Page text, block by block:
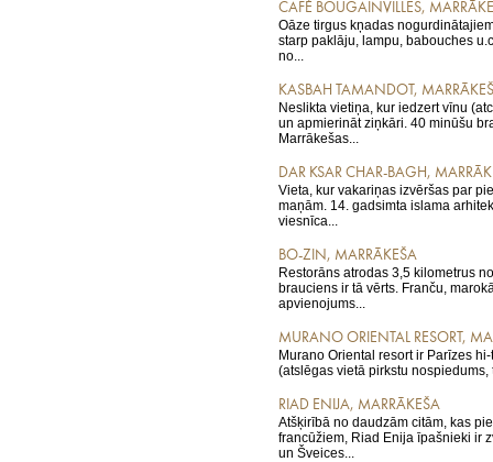
CAFÉ BOUGAINVILLES,
Oāze tirgus kņadas
starp paklāju, lampu, babouches
no...
KASBAH TAMANDOT,
Neslikta vietiņa, kur iedzert vīnu
un apmierināt ziņkāri. 40 minūšu
Marrākešas...
DAR KSAR CHAR-BAGH,
Vieta, kur vakariņas izvēršas par
maņām. 14. gadsimta islama
viesnīca...
BO-ZIN, MARRĀKEŠA
Restorāns atrodas 3,5 kilometrus
brauciens ir tā vērts. Franču,
apvienojums...
MURANO ORIENTAL RESORT,
Murano Oriental resort ir Parīzes
(atslēgas vietā pirkstu
RIAD ENIJA, MARRĀKEŠA
Atšķirībā no daudzām citām, kas
francūžiem, Riad Enija īpašnieki ir
un Šveices...